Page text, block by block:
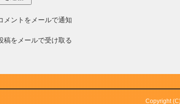
メントをメールで通知
稿をメールで受け取る
Copyright